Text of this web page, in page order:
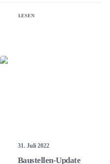
LESEN
31. Juli 2022
Baustellen-Update